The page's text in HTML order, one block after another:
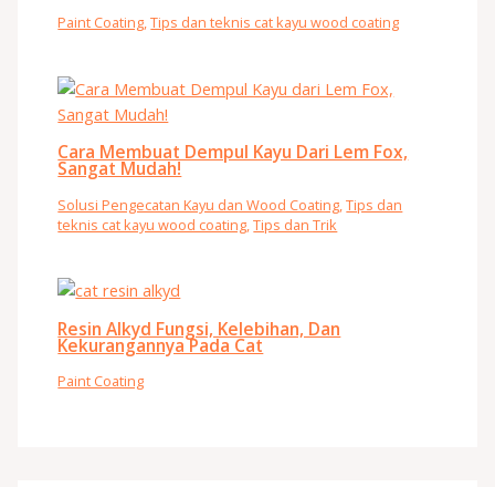
Paint Coating,Tips dan teknis cat kayu wood coating
Cara Membuat Dempul Kayu Dari Lem Fox,
Sangat Mudah!
Solusi Pengecatan Kayu dan Wood Coating,Tips dan
teknis cat kayu wood coating,Tips dan Trik
Resin Alkyd Fungsi, Kelebihan, Dan
Kekurangannya Pada Cat
Paint Coating